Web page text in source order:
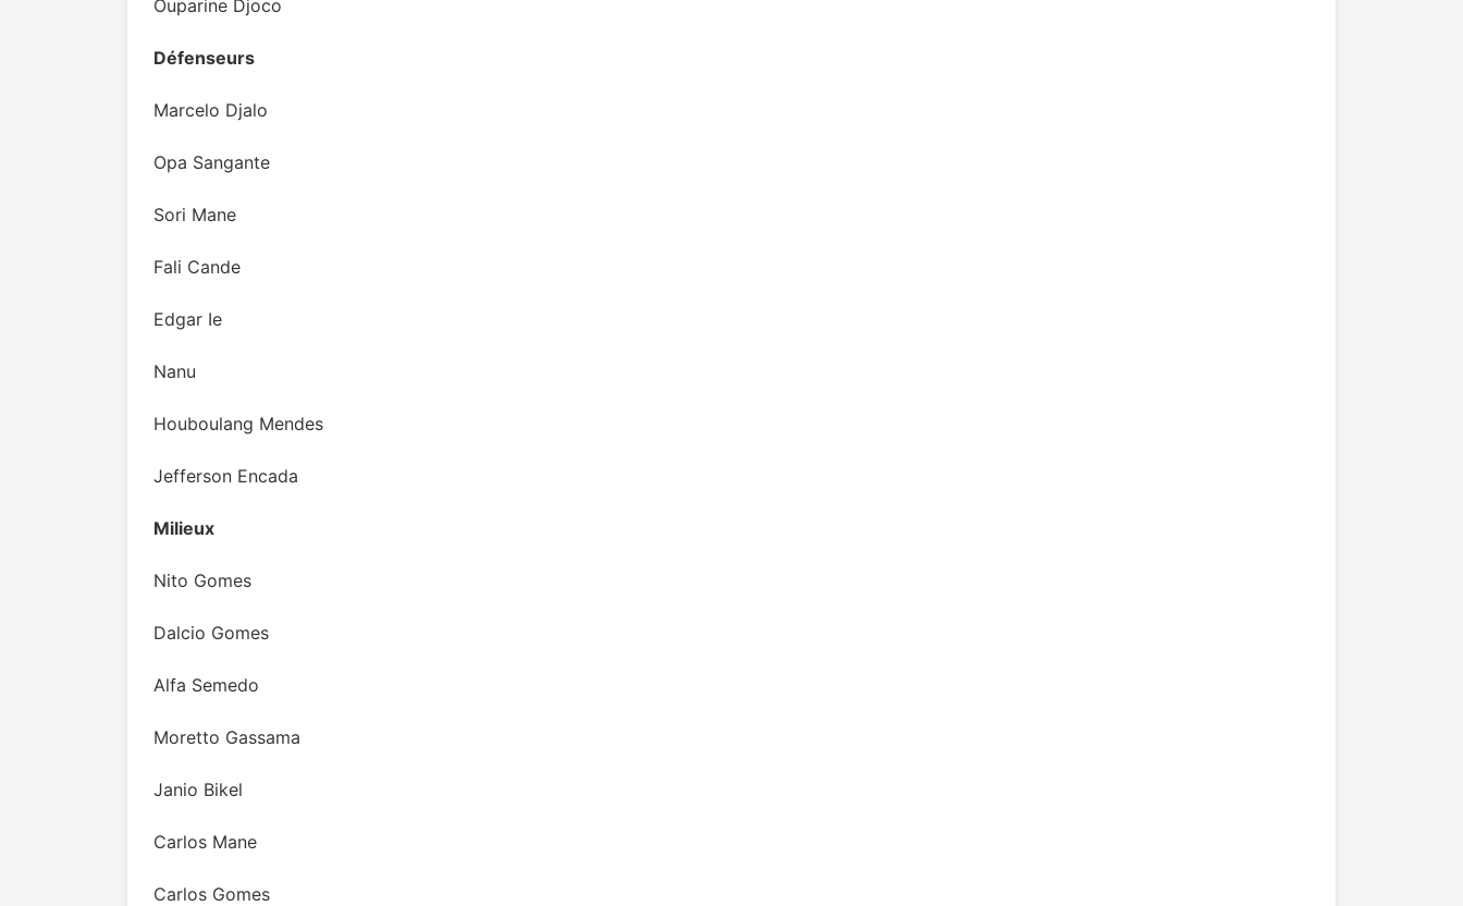
Ouparine Djoco
Défenseurs
Marcelo Djalo
Opa Sangante
Sori Mane
Fali Cande
Edgar Ie
Nanu
Houboulang Mendes
Jefferson Encada
Milieux
Nito Gomes
Dalcio Gomes
Alfa Semedo
Moretto Gassama
Janio Bikel
Carlos Mane
Carlos Gomes